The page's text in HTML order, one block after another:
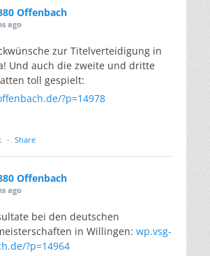
Offenbach
ago
zur Titelverteidigung in
Und auch die zweite und dritte
toll gespielt:
?p=14978
· Share
Offenbach
ago
bei den deutschen
in Willingen: wp.vsg-
?p=14964